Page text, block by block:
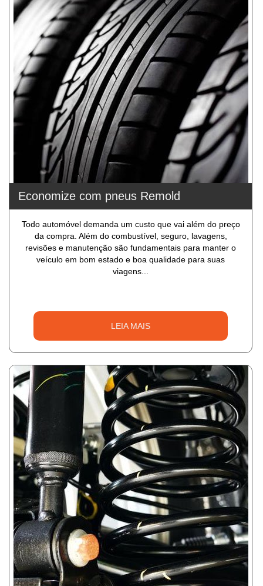
Economize com pneus Remold
Todo automóvel demanda um custo que vai além do preço
da compra. Além do combustível, seguro, lavagens,
revisões e manutenção são fundamentais para manter o
veículo em bom estado e boa qualidade para suas
viagens...
LEIA MAIS